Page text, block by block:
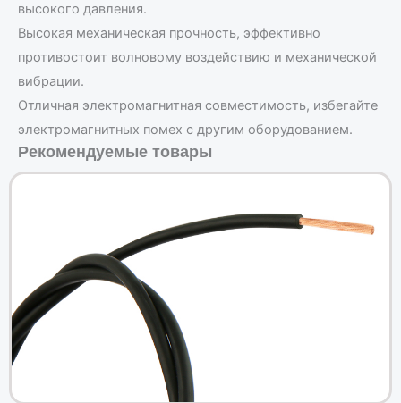
высокого давления.
Высокая механическая прочность, эффективно
противостоит волновому воздействию и механической
вибрации.
Отличная электромагнитная совместимость, избегайте
электромагнитных помех с другим оборудованием.
Рекомендуемые товары